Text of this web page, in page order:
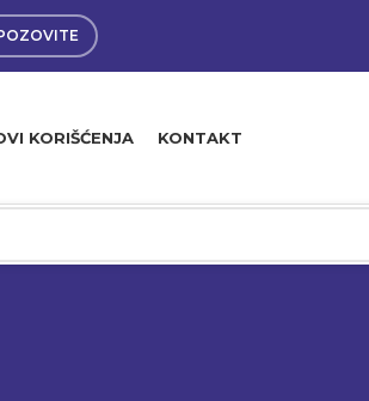
KORIŠĆENJA KONTAKT